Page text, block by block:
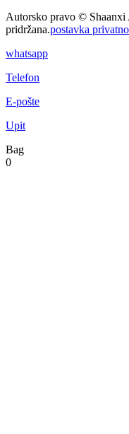
Autorsko pravo © Shaanxi
pridržana.postavka
whatsapp
Telefon
E-pošte
Upit
Bag
0